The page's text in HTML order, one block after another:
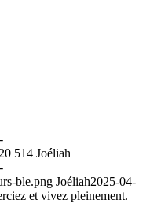
514 Joéliah
ble.png Joéliah2025-04-
et vivez pleinement.